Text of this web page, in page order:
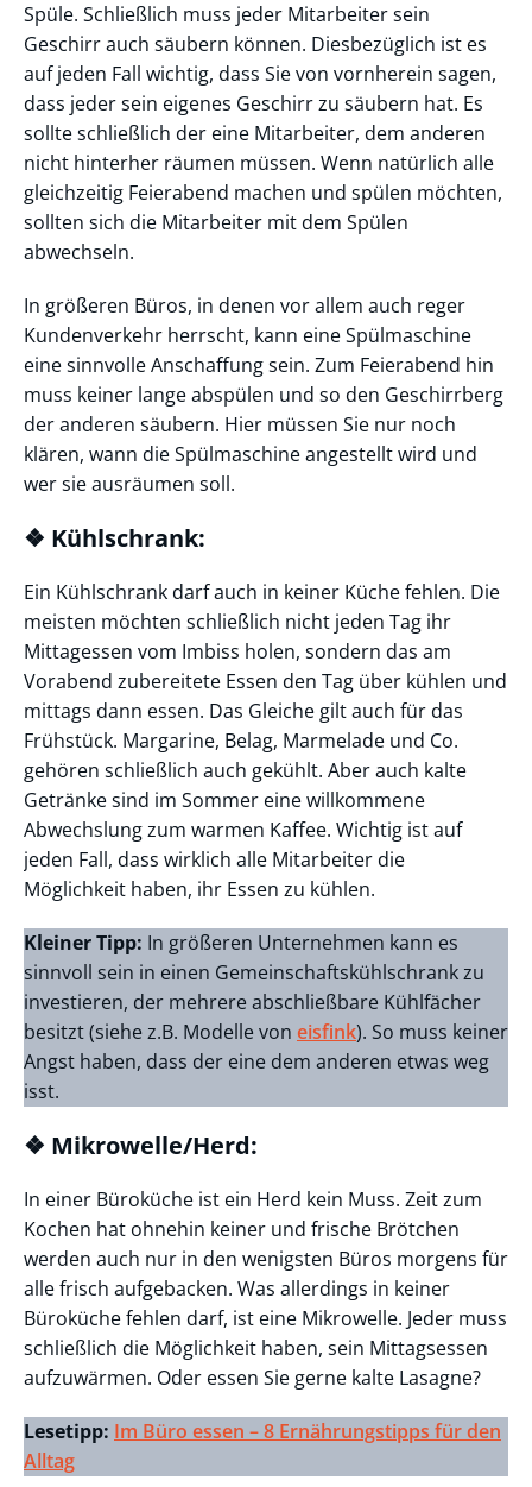
Spüle. Schließlich muss jeder Mitarbeiter sein
Geschirr auch säubern können. Diesbezüglich ist es
auf jeden Fall wichtig, dass Sie von vornherein sagen,
dass jeder sein eigenes Geschirr zu säubern hat. Es
sollte schließlich der eine Mitarbeiter, dem anderen
nicht hinterher räumen müssen. Wenn natürlich alle
gleichzeitig Feierabend machen und spülen möchten,
sollten sich die Mitarbeiter mit dem Spülen
abwechseln.
In größeren Büros, in denen vor allem auch reger
Kundenverkehr herrscht, kann eine Spülmaschine
eine sinnvolle Anschaffung sein. Zum Feierabend hin
muss keiner lange abspülen und so den Geschirrberg
der anderen säubern. Hier müssen Sie nur noch
klären, wann die Spülmaschine angestellt wird und
wer sie ausräumen soll.
❖ Kühlschrank:
Ein Kühlschrank darf auch in keiner Küche fehlen. Die
meisten möchten schließlich nicht jeden Tag ihr
Mittagessen vom Imbiss holen, sondern das am
Vorabend zubereitete Essen den Tag über kühlen und
mittags dann essen. Das Gleiche gilt auch für das
Frühstück. Margarine, Belag, Marmelade und Co.
gehören schließlich auch gekühlt. Aber auch kalte
Getränke sind im Sommer eine willkommene
Abwechslung zum warmen Kaffee. Wichtig ist auf
jeden Fall, dass wirklich alle Mitarbeiter die
Möglichkeit haben, ihr Essen zu kühlen.
Kleiner Tipp: In größeren Unternehmen kann es
sinnvoll sein in einen Gemeinschaftskühlschrank zu
investieren, der mehrere abschließbare Kühlfächer
besitzt (siehe z.B. Modelle von eisfink). So muss keiner
Angst haben, dass der eine dem anderen etwas weg
isst.
❖ Mikrowelle/Herd:
In einer Büroküche ist ein Herd kein Muss. Zeit zum
Kochen hat ohnehin keiner und frische Brötchen
werden auch nur in den wenigsten Büros morgens für
alle frisch aufgebacken. Was allerdings in keiner
Büroküche fehlen darf, ist eine Mikrowelle. Jeder muss
schließlich die Möglichkeit haben, sein Mittagsessen
aufzuwärmen. Oder essen Sie gerne kalte Lasagne?
Lesetipp: Im Büro essen – 8 Ernährungstipps für den
Alltag